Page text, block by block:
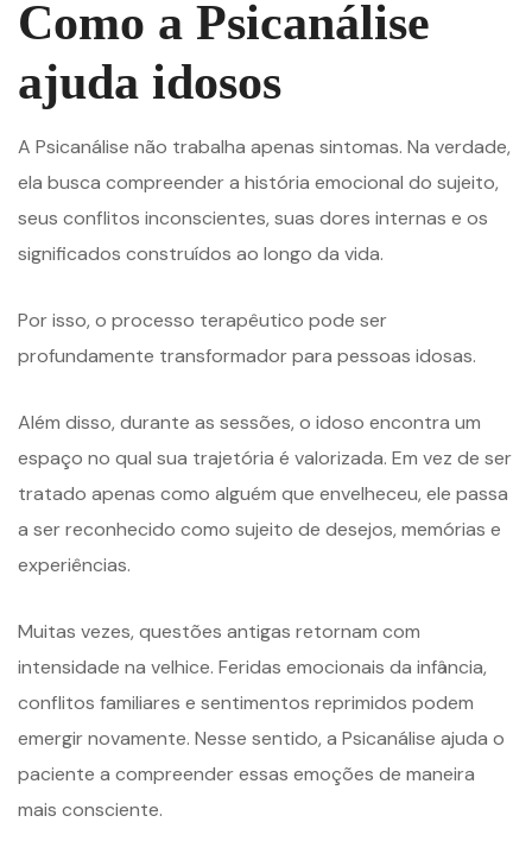
Como a Psicanálise
ajuda idosos
A Psicanálise não trabalha apenas sintomas. Na verdade,
ela busca compreender a história emocional do sujeito,
seus conflitos inconscientes, suas dores internas e os
significados construídos ao longo da vida.
Por isso, o processo terapêutico pode ser
profundamente transformador para pessoas idosas.
Além disso, durante as sessões, o idoso encontra um
espaço no qual sua trajetória é valorizada. Em vez de ser
tratado apenas como alguém que envelheceu, ele passa
a ser reconhecido como sujeito de desejos, memórias e
experiências.
Muitas vezes, questões antigas retornam com
intensidade na velhice. Feridas emocionais da infância,
conflitos familiares e sentimentos reprimidos podem
emergir novamente. Nesse sentido, a Psicanálise ajuda o
paciente a compreender essas emoções de maneira
mais consciente.